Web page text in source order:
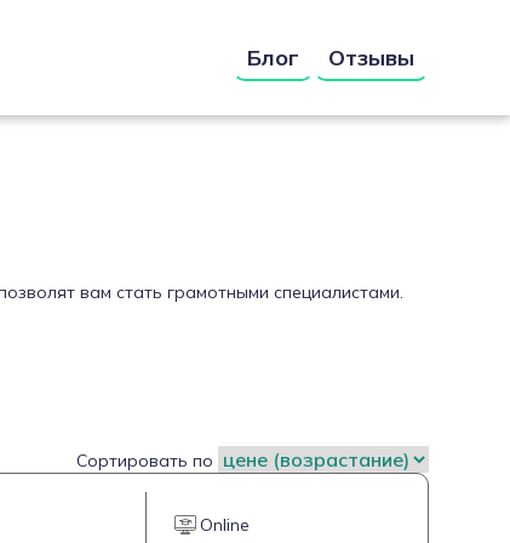
Блог Отзывы
вам стать грамотными специалистами.
Сортировать по
Online